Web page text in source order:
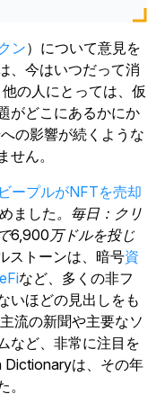
ン）について意見を
、今はいつだって消
の人にとっては、仮
がどこにあるかにか
の影響が続くような
せん。
ープルがNFTを売却
ました。毎日：クリ
6,900万ドルを投じ
ストーンは、暗号資
など、多くの非フ
いほどの見出しをも
流の新聞や主要なソ
など、非常に注目を
Dictionaryは、その年
。